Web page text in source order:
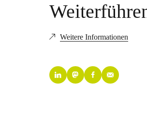
Weitere Informationen